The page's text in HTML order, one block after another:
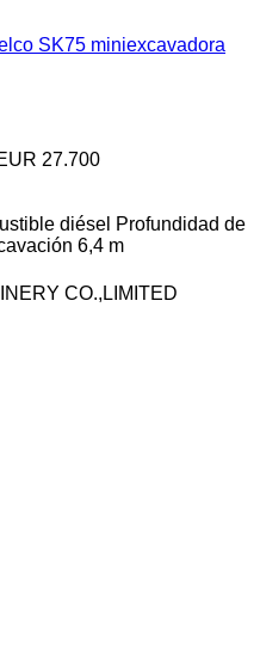
SK75 miniexcavadora
27.700
diésel Profundidad de
6,4 m
CO.,LIMITED